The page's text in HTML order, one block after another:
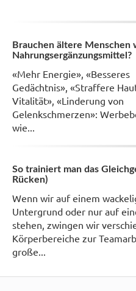
Brauchen ältere Menschen
Nahrungsergänzungsmittel?
«Mehr Energie», «Besseres
Gedächtnis», «Straffere
Vitalität», «Linderung von
Gelenkschmerzen»:
wie...
So trainiert man das
Rücken)
Wenn wir auf einem
Untergrund oder nur auf
stehen, zwingen wir
Körperbereiche zur
große...